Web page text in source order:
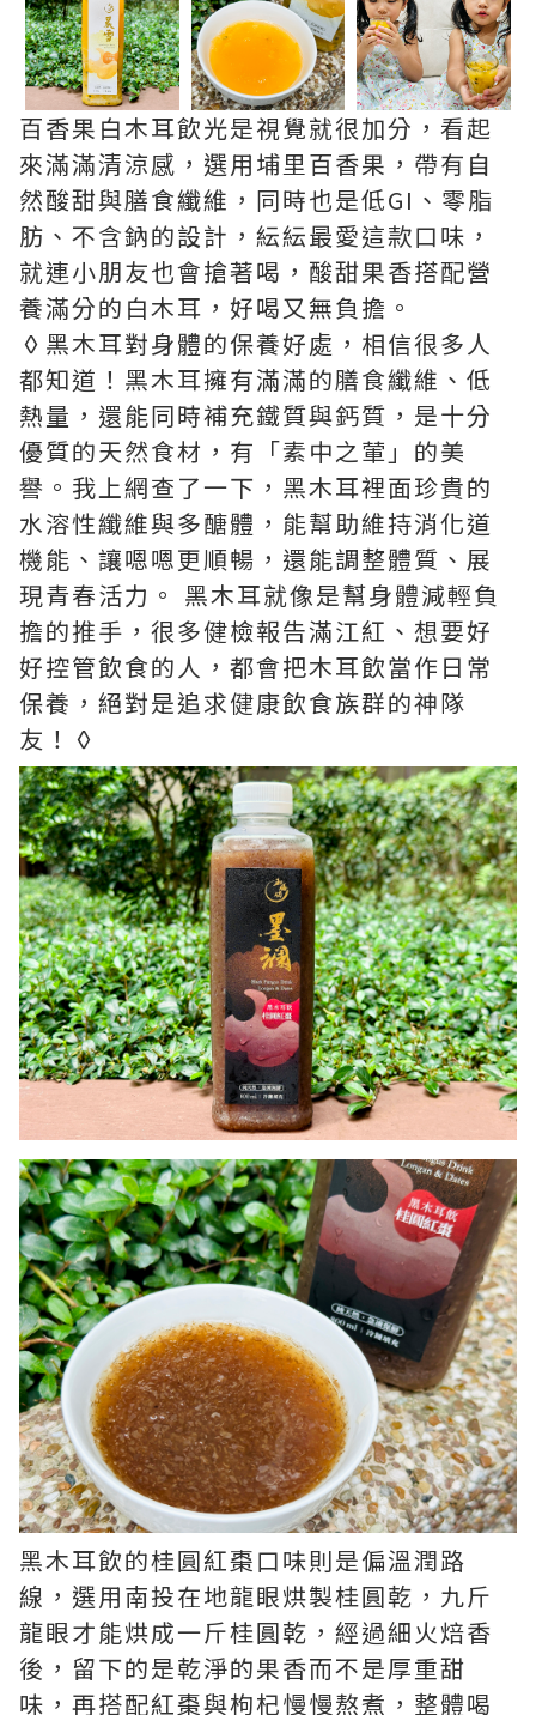
百香果白木耳飲光是視覺就很加分，看起
來滿滿清涼感，選用埔里百香果，帶有自
然酸甜與膳食纖維，同時也是低GI、零脂
肪、不含鈉的設計，紜紜最愛這款口味，
就連小朋友也會搶著喝，酸甜果香搭配營
養滿分的白木耳，好喝又無負擔。
◊黑木耳對身體的保養好處，相信很多人
都知道！黑木耳擁有滿滿的膳食纖維、低
熱量，還能同時補充鐵質與鈣質，是十分
優質的天然食材，有「素中之葷」的美
譽。我上網查了一下，黑木耳裡面珍貴的
水溶性纖維與多醣體，能幫助維持消化道
機能、讓嗯嗯更順暢，還能調整體質、展
現青春活力。 黑木耳就像是幫身體減輕負
擔的推手，很多健檢報告滿江紅、想要好
好控管飲食的人，都會把木耳飲當作日常
保養，絕對是追求健康飲食族群的神隊
友！◊
黑木耳飲的桂圓紅棗口味則是偏溫潤路
線，選用南投在地龍眼烘製桂圓乾，九斤
龍眼才能烘成一斤桂圓乾，經過細火焙香
後，留下的是乾淨的果香而不是厚重甜
味，再搭配紅棗與枸杞慢慢熬煮，整體喝